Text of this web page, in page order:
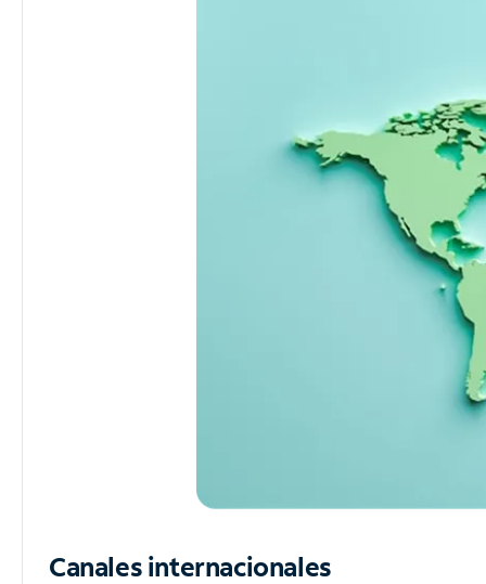
Canales internacionales